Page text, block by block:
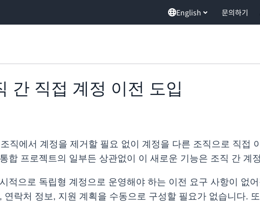
English 문의하기
간 직접 계정 이전 도입
직에서 계정을 제거할 필요 없이 계정을 다른 조직으로 직접
합 프로젝트의 일부든 상관없이 이 새로운 기능은 조직 간 계
적으로 독립형 계정으로 운영해야 하는 이전 요구 사항이 없
락처 정보, 지원 계획을 수동으로 구성할 필요가 없습니다.